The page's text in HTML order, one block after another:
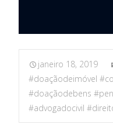
janeiro 18, 2019
#doaçãodeimóvel
#doaçãodebens
#advogadocivil